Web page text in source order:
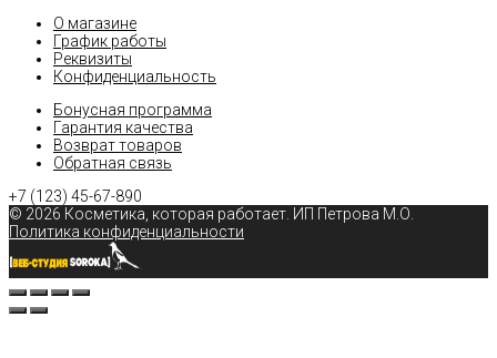
О магазине
График работы
Реквизиты
Конфиденциальность
Бонусная программа
Гарантия качества
Возврат товаров
Обратная связь
+7 (123) 45-67-890
© 2026 Косметика, которая работает . ИП Петрова М.О.
Политика конфиденциальности